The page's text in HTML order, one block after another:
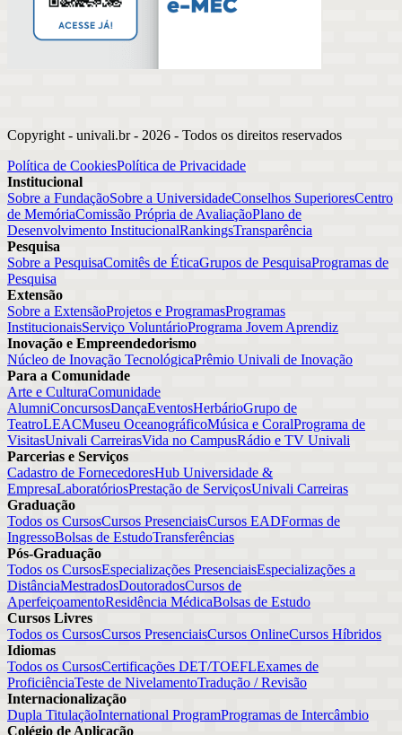
Copyright - univali.br - 2026 - Todos os direitos reservados
Política de CookiesPolítica de Privacidade
Institucional
Sobre a FundaçãoSobre a UniversidadeConselhos SuperioresCentro
de MemóriaComissão Própria de AvaliaçãoPlano de
Desenvolvimento InstitucionalRankingsTransparência
Pesquisa
Sobre a PesquisaComitês de ÉticaGrupos de PesquisaProgramas de
Pesquisa
Extensão
Sobre a ExtensãoProjetos e ProgramasProgramas
InstitucionaisServiço VoluntárioPrograma Jovem Aprendiz
Inovação e Empreendedorismo
Núcleo de Inovação TecnológicaPrêmio Univali de Inovação
Para a Comunidade
Arte e CulturaComunidade
AlumniConcursosDançaEventosHerbárioGrupo de
TeatroLEACMuseu OceanográficoMúsica e CoralPrograma de
VisitasUnivali CarreirasVida no CampusRádio e TV Univali
Parcerias e Serviços
Cadastro de FornecedoresHub Universidade &
EmpresaLaboratóriosPrestação de ServiçosUnivali Carreiras
Graduação
Todos os CursosCursos PresenciaisCursos EADFormas de
IngressoBolsas de EstudoTransferências
Pós-Graduação
Todos os CursosEspecializações PresenciaisEspecializações a
DistânciaMestradosDoutoradosCursos de
AperfeiçoamentoResidência MédicaBolsas de Estudo
Cursos Livres
Todos os CursosCursos PresenciaisCursos OnlineCursos Híbridos
Idiomas
Todos os CursosCertificações DET/TOEFLExames de
ProficiênciaTeste de NivelamentoTradução / Revisão
Internacionalização
Dupla TitulaçãoInternational ProgramProgramas de Intercâmbio
Colégio de Aplicação